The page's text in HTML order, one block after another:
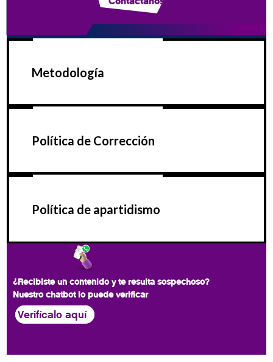
Metodología
Política de Corrección
Política de apartidismo
¿Recibiste un contenido y te resulta sospechoso?
Nuestro chatbot lo puede verificar
Verifícalo aquí